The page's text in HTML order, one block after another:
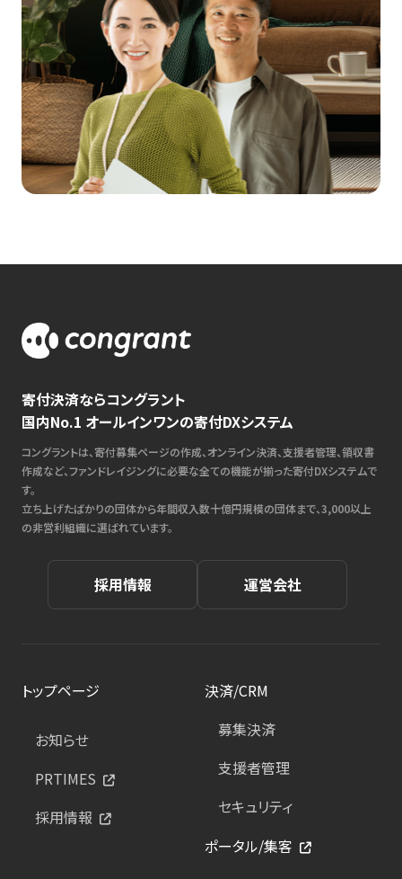
寄付決済ならコングラント
国内No.1 オールインワンの寄付DXシステム
コングラントは、寄付募集ページの作成、オンライン決済、支援者管理、領収書
作成など、ファンドレイジングに必要な全ての機能が揃った寄付DXシステムで
す。
立ち上げたばかりの団体から年間収入数十億円規模の団体まで、3,000以上
の非営利組織に選ばれています。
採用情報 運営会社
トップページ
お知らせ
PRTIMES
採用情報
決済/CRM
募集決済
支援者管理
セキュリティ
ポータル/集客